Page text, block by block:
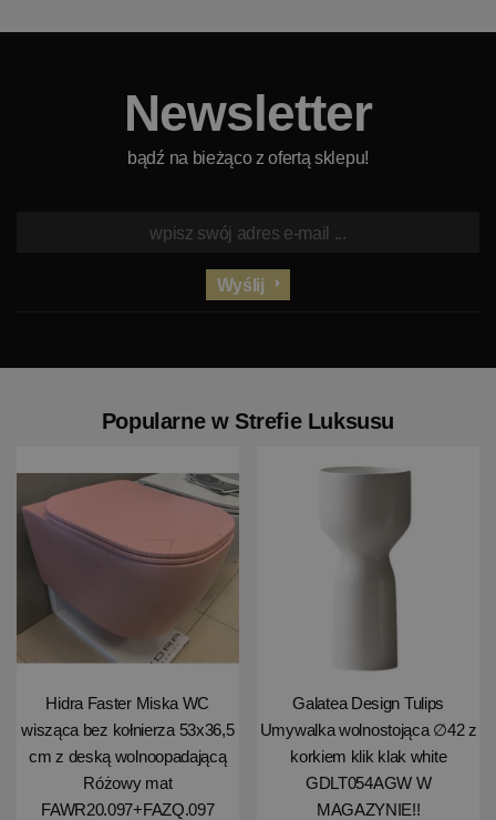
Newsletter
bądź na bieżąco z ofertą sklepu!
Wyślij
Popularne w Strefie Luksusu
Hidra Faster Miska WC
wisząca bez kołnierza 53x36,5
cm z deską wolnoopadającą
Różowy mat
FAWR20.097+FAZQ.097
Galatea Design Tulips
Umywalka wolnostojąca ∅42 z
korkiem klik klak white
GDLT054AGW W
MAGAZYNIE!!